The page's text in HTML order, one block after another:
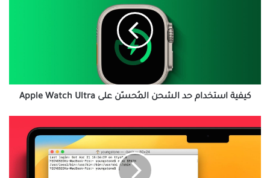
Ultra
كيفية استخدام حد الشحن المُحسّن على Apple Watch Ultra
كيفية